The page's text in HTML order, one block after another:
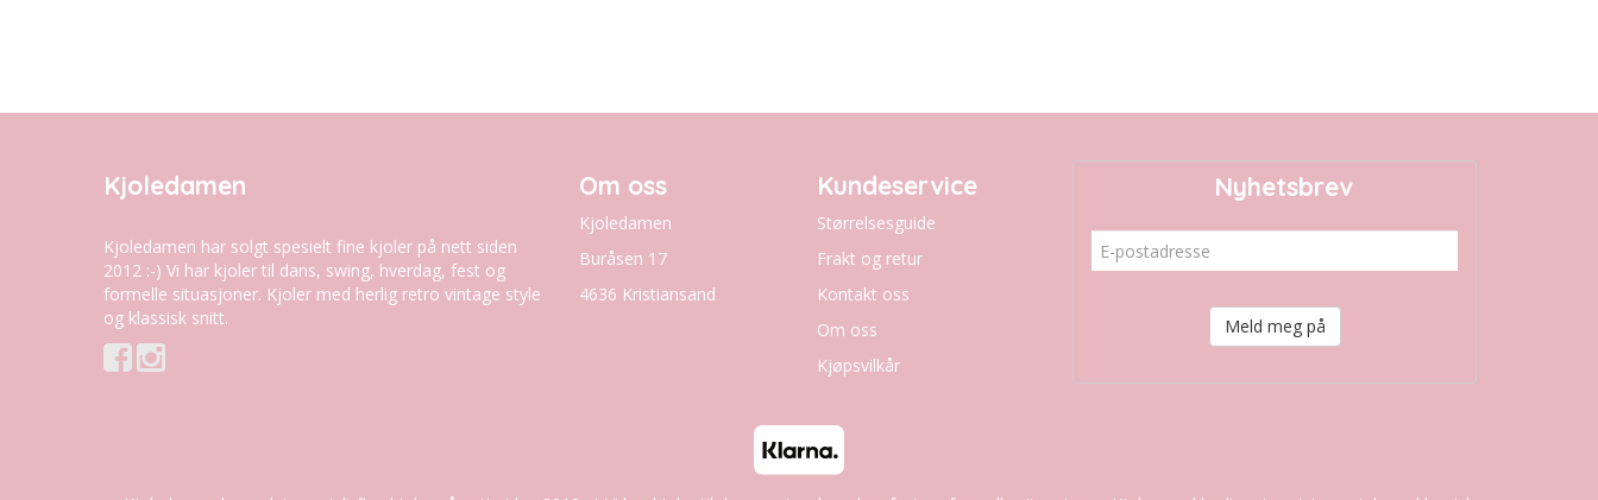
Kjoledamen
Kjoledamen har solgt spesielt fine kjoler på nett siden
2012 :-) Vi har kjoler til dans, swing, hverdag, fest og
formelle situasjoner. Kjoler med herlig retro vintage style
og klassisk snitt.
Om oss
Kjoledamen
Buråsen 17
4636 Kristiansand
Kundeservice
Størrelsesguide
Frakt og retur
Kontakt oss
Om oss
Kjøpsvilkår
Nyhetsbrev
Meld meg på